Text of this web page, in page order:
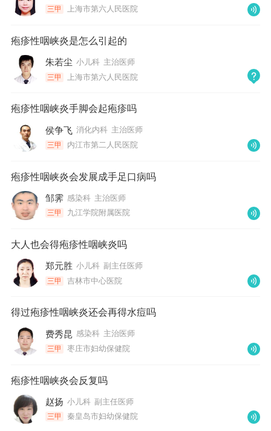
三甲 上海市第六人民医院
疱疹性咽峡炎是怎么引起的
朱若尘 小儿科 主治医师
三甲 上海市第六人民医院
疱疹性咽峡炎手脚会起疱疹吗
侯争飞 消化内科 主治医师
三甲 内江市第二人民医院
疱疹性咽峡炎会发展成手足口病吗
邹霁 感染科 主治医师
三甲 九江学院附属医院
大人也会得疱疹性咽峡炎吗
郑元胜 小儿科 副主任医师
三甲 吉林市中心医院
得过疱疹性咽峡炎还会再得水痘吗
费秀昆 感染科 主治医师
三甲 枣庄市妇幼保健院
疱疹性咽峡炎会反复吗
赵扬 小儿科 副主任医师
三甲 秦皇岛市妇幼保健院